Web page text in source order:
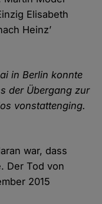
Elisabeth
Heinz’
in Berlin konnte
der Übergang zur
vonstattenging.
war, dass
Der Tod von
2015